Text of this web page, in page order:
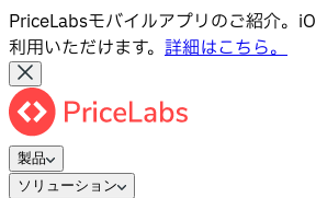
PriceLabsモバイルアプリのご紹介。
利用いただけます。 詳細はこちら。
製品
ソリューション